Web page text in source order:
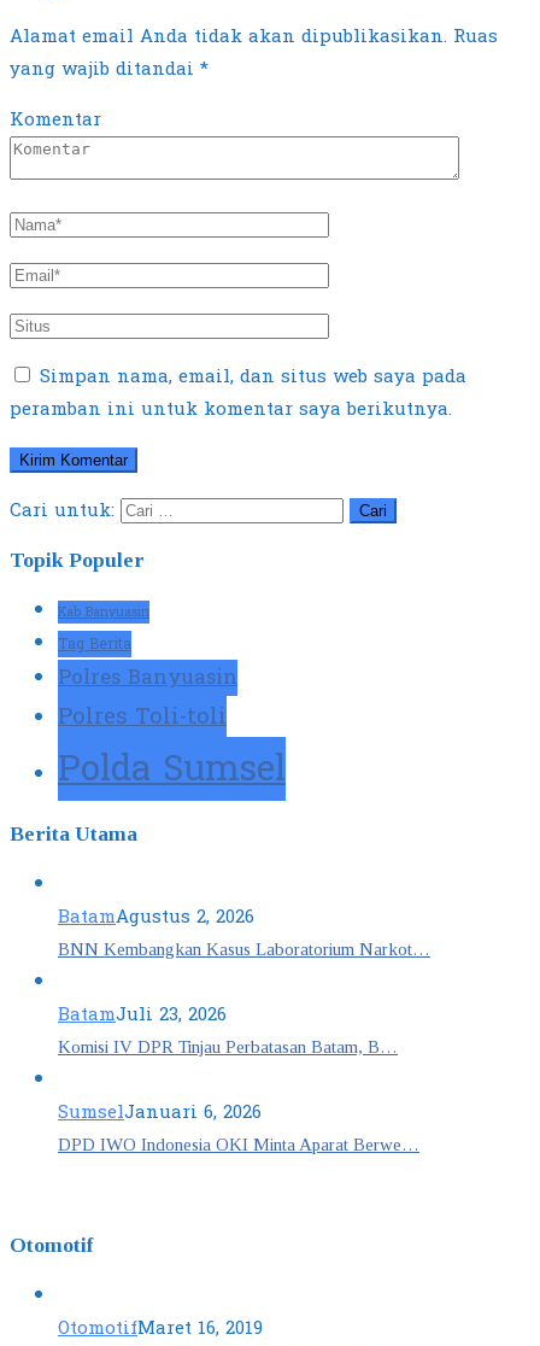
Alamat email Anda tidak akan dipublikasikan. Ruas
yang wajib ditandai *
Komentar
Simpan nama, email, dan situs web saya pada
peramban ini untuk komentar saya berikutnya.
Cari untuk:
Topik Populer
Kab Banyuasin
Tag Berita
Polres Banyuasin
Polres Toli-toli
Polda Sumsel
Berita Utama
BatamAgustus 2, 2026
BNN Kembangkan Kasus Laboratorium Narkot…
BatamJuli 23, 2026
Komisi IV DPR Tinjau Perbatasan Batam, B…
SumselJanuari 6, 2026
DPD IWO Indonesia OKI Minta Aparat Berwe…
Otomotif
OtomotifMaret 16, 2019